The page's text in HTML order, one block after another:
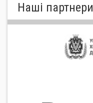
Нашi партнери